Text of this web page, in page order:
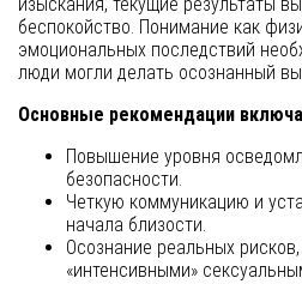
беспокойство. Понимание как
эмоциональных последствий
люди могли делать осознанный
Основные рекомендации
Повышение уровня
безопасности.
Четкую коммуникацию и
начала близости.
Осознание реальных
«интенсивными»